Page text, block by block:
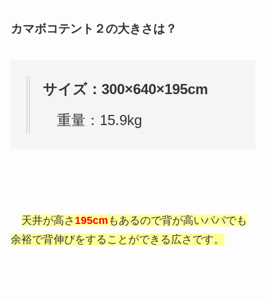
カマボコテント２の大きさは？
サイズ：300×640×195cm
重量：15.9kg
天井が高さ 195cm もあるので背が高いパパでも
余裕で背伸びをすることができる広さです。